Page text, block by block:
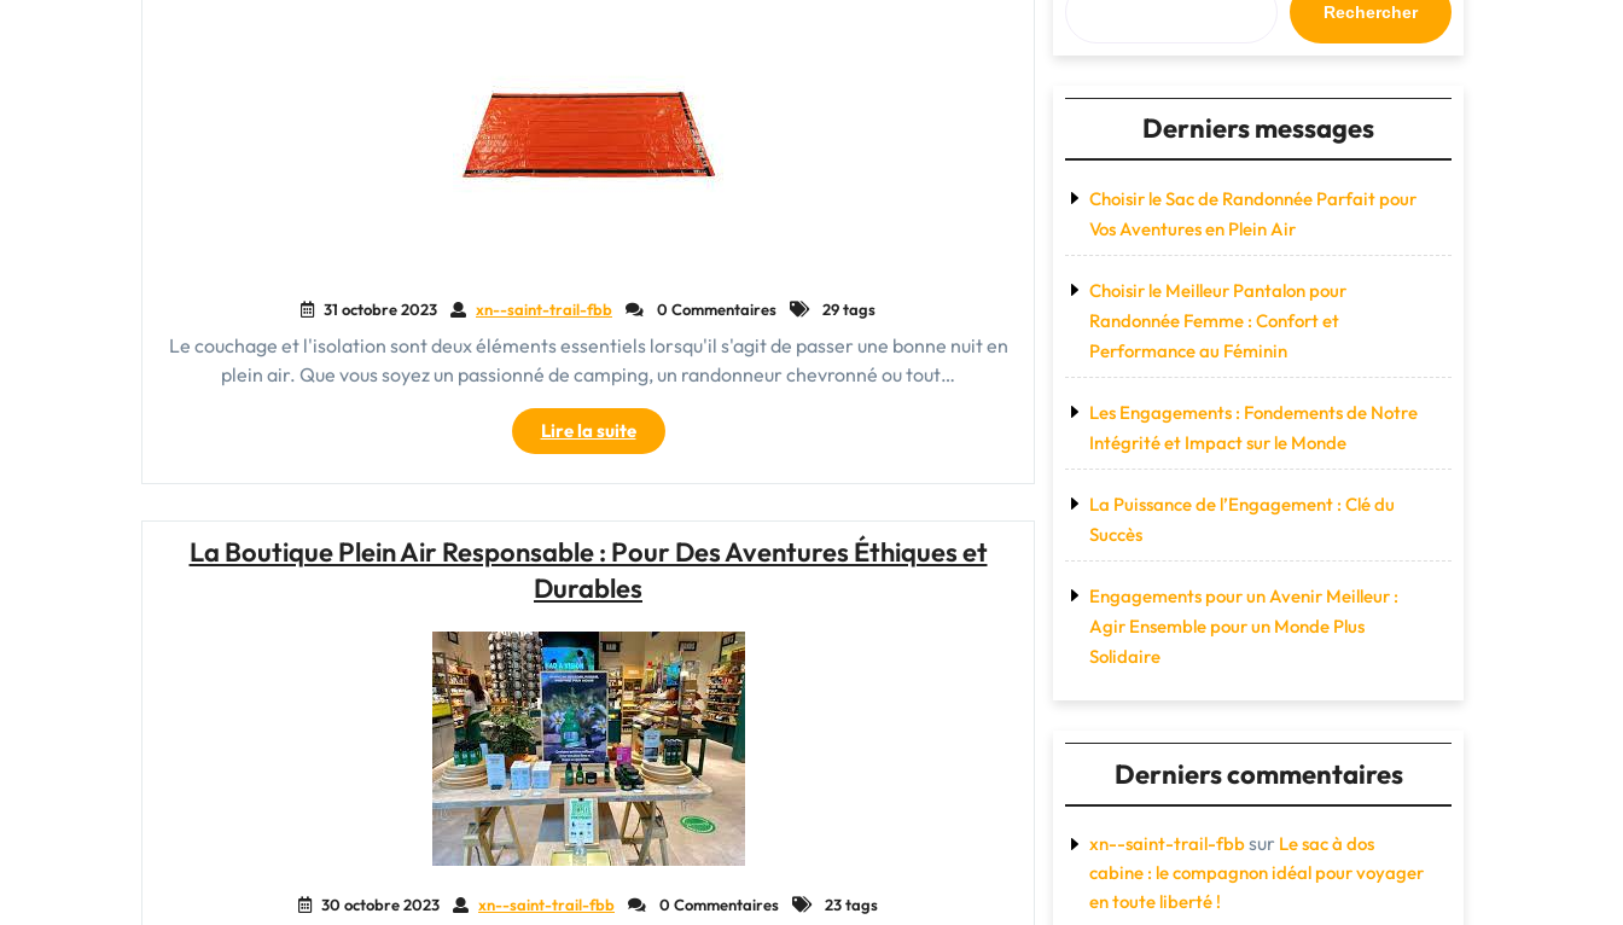
31 octobre 2023 xn--saint-trail-fbb 0 Commentaires 29 tags
Le couchage et l'isolation sont deux éléments essentiels lorsqu'il s'agit de passer une bonne nuit en
plein air. Que vous soyez un passionné de camping, un randonneur chevronné ou tout…
Lire la suite"Le
Guide
Ultime
et
de
pour
une
Aventure
en
Plein
Air
Réussie"
La Boutique Plein Air Responsable : Pour Des Aventures Éthiques et
Durables
30 octobre 2023 xn--saint-trail-fbb 0 Commentaires 23 tags
Rechercher
Derniers messages
Choisir le Sac de Randonnée Parfait pour
Vos Aventures en Plein Air
Choisir le Meilleur Pantalon pour
Randonnée Femme : Confort et
Performance au Féminin
Les Engagements : Fondements de Notre
Intégrité et Impact sur le Monde
La Puissance de l’Engagement : Clé du
Succès
Engagements pour un Avenir Meilleur :
Agir Ensemble pour un Monde Plus
Solidaire
Derniers commentaires
xn--saint-trail-fbbsur Le sac à dos
cabine : le compagnon idéal pour voyager
en toute liberté !